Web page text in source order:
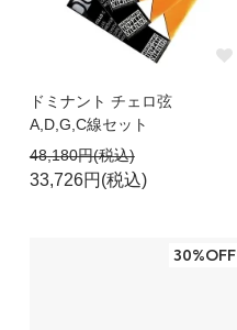
ドミナント チェロ弦
A,D,G,C線セット
48,180円(税込)
33,726円(税込)
30%OFF